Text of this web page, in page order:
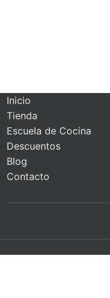
Inicio
Tienda
Escuela de Cocina
Descuentos
Blog
Contacto